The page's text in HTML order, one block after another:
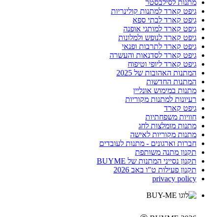
מתנות לסילבסטר
גיפט קארד למתנות קולינריות
גיפט קארד לבתי ספא
גיפט קארד למותגי אופנה
גיפט קארד לנופש ולמלונות
גיפט קארד לתרבות ופנאי
גיפט קארד לסדנאות והעשרה
גיפט קארד ליופי וטיפוח
המתנות האהובות של 2025
המתנות החדשות
מתנות במימוש אונליין
רעיונות למתנות מקוריות
גיפט קארד
חוויות משפחתיות
מתנות מומלצות לחג
מתנות מקוריות לאישה
חברות וארגונים - מתנות לעובדים
תקנון מתנה משותפת
תקנון נסייני המתנות של BUYME
תקנון פעילות ט"ו באב 2026
privacy policy